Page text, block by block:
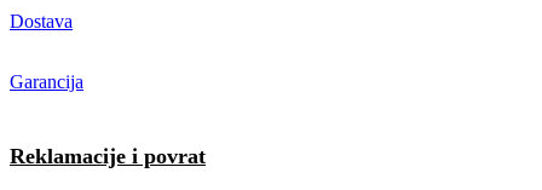
Dostava
Garancija
Reklamacije i povrat